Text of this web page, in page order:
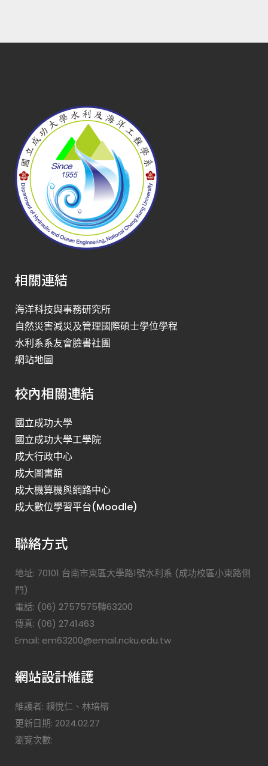
相關連結
海洋科技與事務研究所
自然災害減災及管理國際碩士學位學程
水利系系友會臉書社團
網站地圖
校內相關連結
國立成功大學
國立成功大學工學院
成大行政中心
成大圖書館
成大機算機與網路中心
成大數位學習平台(Moodle)
聯絡方式
地址: 70101 台南市東區大學路1號水利系 (成功校區小東路側
門)
電話: (06) 2757575轉63200
傳真: (06) 2741463
Email: em63200@email.ncku.edu.tw
網站設計維護
維護者: 賴悅仁、林培榕
更新日期: 2024.02.27
瀏覽次數: